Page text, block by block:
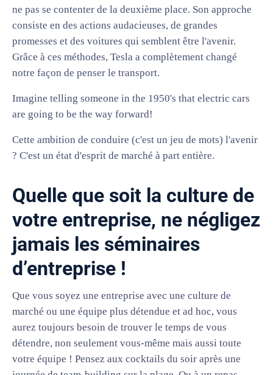
ne pas se contenter de la deuxième place. Son approche
consiste en des actions audacieuses, de grandes
promesses et des voitures qui semblent être l'avenir.
Grâce à ces méthodes, Tesla a complètement changé
notre façon de penser le transport.
Imagine telling someone in the 1950's that electric cars
are going to be the way forward!
Cette ambition de conduire (c'est un jeu de mots) l'avenir
? C'est un état d'esprit de marché à part entière.
Quelle que soit la culture de
votre entreprise, ne négligez
jamais les séminaires
d’entreprise !
Que vous soyez une entreprise avec une culture de
marché ou une équipe plus détendue et ad hoc, vous
aurez toujours besoin de trouver le temps de vous
détendre, non seulement vous-même mais aussi toute
votre équipe ! Pensez aux cocktails du soir après une